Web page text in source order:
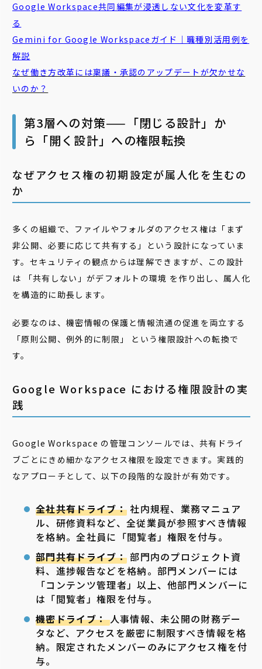
Google Workspace共同編集が浸透しない文化を変革す
る
Gemini for Google Workspaceガイド｜職種別活用例を
解説
なぜ働き方改革には稟議・承認のアップデートが欠かせな
いのか？
第3層への対策——「閉じる設計」か
ら「開く設計」への権限転換
なぜアクセス権の初期設定が属人化を生むの
か
多くの組織で、ファイルやフォルダのアクセス権は「まず
非公開、必要に応じて共有する」という設計になっていま
す。セキュリティの観点からは理解できますが、この設計
は 「共有しない」がデフォルトの環境 を作り出し、属人化
を構造的に助長します。
必要なのは、機密情報の保護と情報流通の促進を両立する
「原則公開、例外的に制限」 という権限設計への転換で
す。
Google Workspace における権限設計の実
践
Google Workspace の管理コンソールでは、共有ドライ
ブごとにきめ細かなアクセス権限を設定できます。実践的
なアプローチとして、以下の段階的な設計が有効です。
全社共有ドライブ：社内規程、業務マニュア
ル、研修資料など、全従業員が参照すべき情報
を格納。全社員に「閲覧者」権限を付与。
部門共有ドライブ：部門内のプロジェクト資
料、進捗報告などを格納。部門メンバーには
「コンテンツ管理者」以上、他部門メンバーに
は「閲覧者」権限を付与。
機密ドライブ：人事情報、未公開の財務デー
タなど、アクセスを厳密に制限すべき情報を格
納。限定されたメンバーのみにアクセス権を付
与。